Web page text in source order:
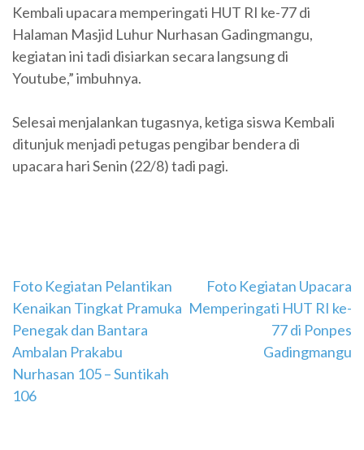
Kembali upacara memperingati HUT RI ke-77 di
Halaman Masjid Luhur Nurhasan Gadingmangu,
kegiatan ini tadi disiarkan secara langsung di
Youtube,” imbuhnya.
Selesai menjalankan tugasnya, ketiga siswa Kembali
ditunjuk menjadi petugas pengibar bendera di
upacara hari Senin (22/8) tadi pagi.
Navigasi
pos
Foto Kegiatan Pelantikan
Kenaikan Tingkat Pramuka
Penegak dan Bantara
Ambalan Prakabu
Nurhasan 105 – Suntikah
106
Foto Kegiatan Upacara
Memperingati HUT RI ke-
77 di Ponpes
Gadingmangu